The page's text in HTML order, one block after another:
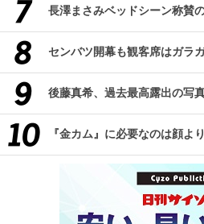
長澤まさみベッドシーン称賛
センバツ開幕も観客席はガラ
後藤真希、過去最高露出の写
『金カム』に必要なのは顔よ